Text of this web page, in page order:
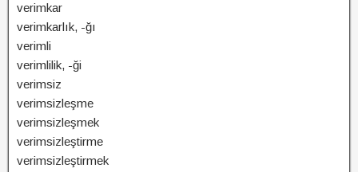
verimkar
verimkarlık, -ğı
verimli
verimlilik, -ği
verimsiz
verimsizleşme
verimsizleşmek
verimsizleştirme
verimsizleştirmek